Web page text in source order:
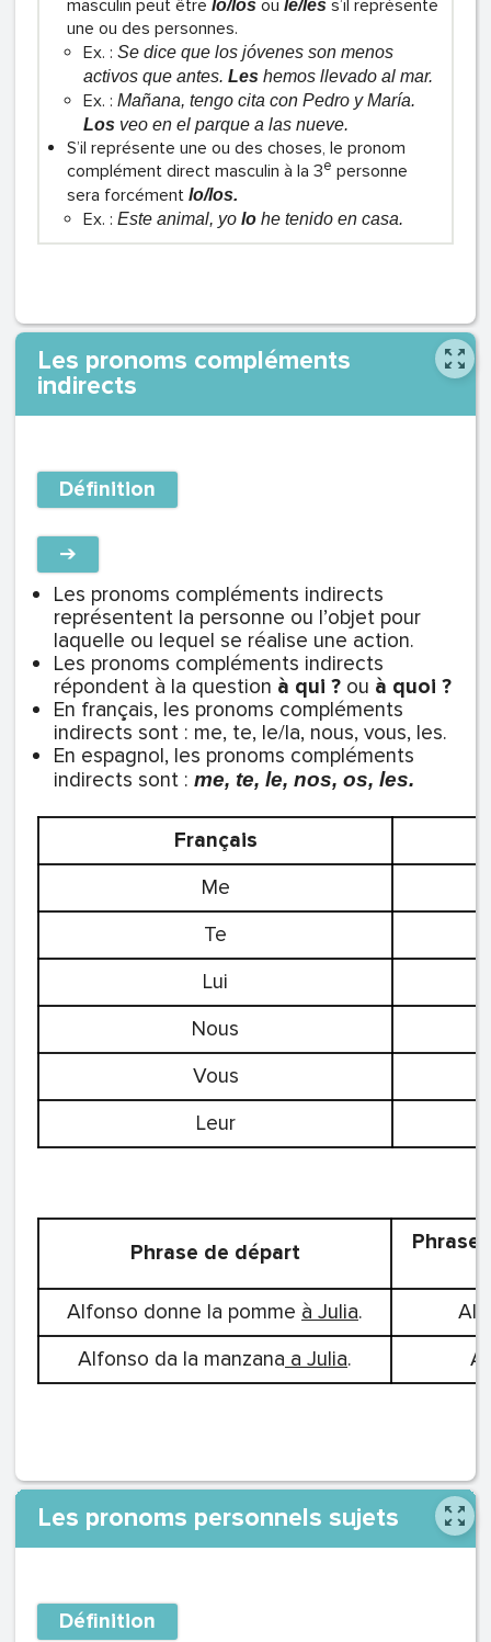
masculin peut être lo/los ou le/les s’il représente
une ou des personnes.
Ex. : Se dice que los jóvenes son menos
activos que antes. Les hemos llevado al mar.
Ex. : Mañana, tengo cita con Pedro y María.
Los veo en el parque a las nueve.
S’il représente une ou des choses, le pronom
complément direct masculin à la 3e personne
sera forcément lo/los.
Ex. : Este animal, yo lo he tenido en casa.
Les pronoms compléments
indirects
Définition
➔
Les pronoms compléments indirects
représentent la personne ou l’objet pour
laquelle ou lequel se réalise une action.
Les pronoms compléments indirects
répondent à la question à qui ? ou à quoi ?
En français, les pronoms compléments
indirects sont : me, te, le/la, nous, vous, les.
En espagnol, les pronoms compléments
indirects sont : me, te, le, nos, os, les.
Français
Me
Te
Lui
Nous
Vous
Leur
Phrase de départ Phrase
Alfonso donne la pomme à Julia.
Alfonso da la manzana a Julia.
Les pronoms personnels sujets
Définition